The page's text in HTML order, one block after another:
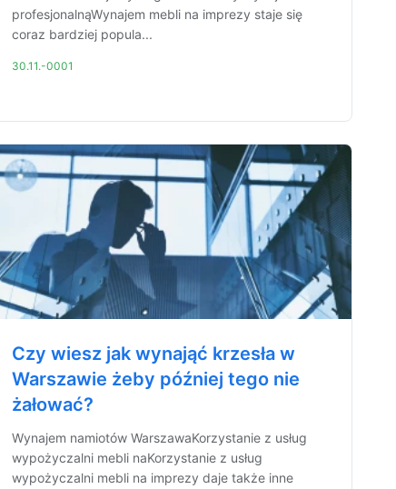
profesjonalnąWynajem mebli na imprezy staje się
coraz bardziej popula...
30.11.-0001
Czy wiesz jak wynająć krzesła w
Warszawie żeby później tego nie
żałować?
Wynajem namiotów WarszawaKorzystanie z usług
wypożyczalni mebli naKorzystanie z usług
wypożyczalni mebli na imprezy daje także inne